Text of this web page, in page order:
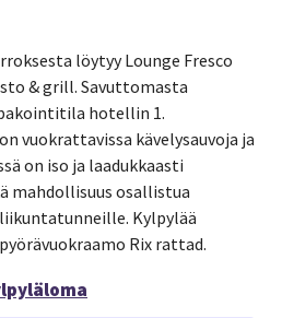
löytyy Lounge Fresco
& grill. Savuttomasta
hotellin 1.
vuokrattavissa kävelysauvoja ja
on iso ja laadukkaasti
mahdollisuus osallistua
Kylpylää
Rix rattad.